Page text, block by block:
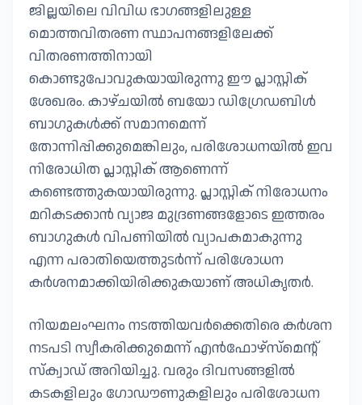
ജില്ലയിലെ വിവിധ ഭാഗങ്ങളിലുള്ള
മൊത്തവിതരണ സ്ഥാപനങ്ങളിലേക്ക്
വിതരണത്തിനായി
കൊണ്ടുപോവുകയായിരുന്നു ഈ പ്ലാസ്റ്റിക്
ശേഖരം. കാഴ്ചയിൽ ബയോ ഡിഗ്രേഡബിൾ
ബാഗുകൾക്ക് സമാനമെന്ന്
തോന്നിപ്പിക്കുമെങ്കിലും, പരിശോധനയിൽ ഇവ
നിരോധിത പ്ലാസ്റ്റിക് ആണെന്ന്
കണ്ടെത്തുകയായിരുന്നു. പ്ലാസ്റ്റിക് നിരോധനം
മറികടക്കാൻ വ്യാജ മുദ്രണങ്ങളോടെ ഇത്തരം
ബാഗുകൾ വിപണിയിൽ വ്യാപകമാകുന്നു
എന്ന പരാതിയെത്തുടർന്ന് പരിശോധന
കർശനമാക്കിയിരിക്കുകയാണ് അധികൃതർ.
നിയമലംഘനം നടത്തിയവർക്കെതിരെ കർശന
നടപടി സ്വീകരിക്കുമെന്ന് എൻഫോഴ്‌സ്‌മെന്റ്
സ്ക്വാഡ് അറിയിച്ചു. വരും ദിവസങ്ങളിൽ
കടകളിലും ഗോഡൗണുകളിലും പരിശോധന